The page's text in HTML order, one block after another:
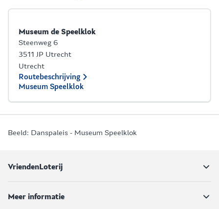
Museum de Speelklok
Steenweg 6
3511 JP Utrecht
Utrecht
Routebeschrijving
Museum Speelklok
Beeld: Danspaleis - Museum Speelklok
VriendenLoterij
Meer informatie